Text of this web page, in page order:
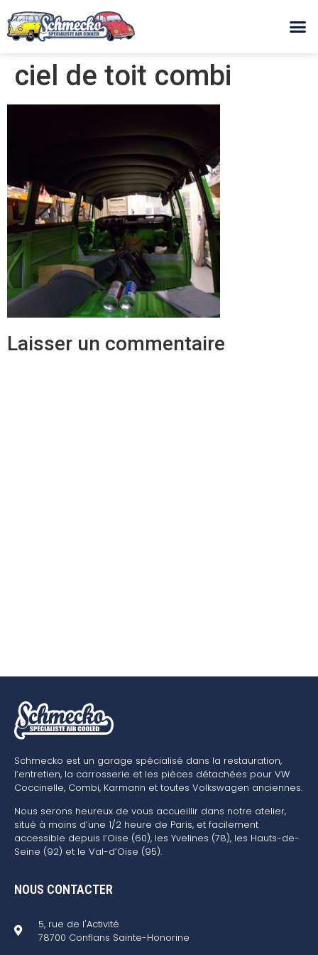
ciel de toit combi
Laisser un commentaire
Schmecko est un garage spécialisé dans la restauration,
l’entretien, la carrosserie et les pièces détachées pour VW
Coccinelle, Combi, Karmann et toutes Volkswagen anciennes.
Nous serons heureux de vous accueillir dans notre atelier,
situé à moins d’une 1/2 heure de Paris, et facilement
accessible depuis l’Oise (60), les Yvelines (78), les Hauts-de-
Seine (92) et le Val-d’Oise (95).
NOUS CONTACTER
5, rue de l'Activité
78700 Conflans Sainte-Honorine